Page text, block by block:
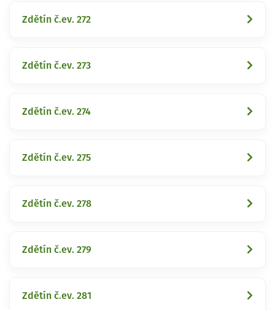
Zdětín č.ev. 272
Zdětín č.ev. 273
Zdětín č.ev. 274
Zdětín č.ev. 275
Zdětín č.ev. 278
Zdětín č.ev. 279
Zdětín č.ev. 281